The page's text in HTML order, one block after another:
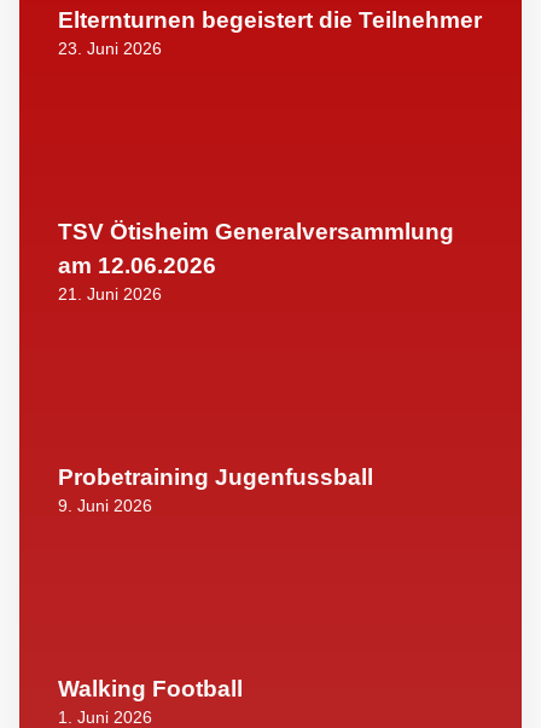
Elternturnen begeistert die Teilnehmer
23. Juni 2026
TSV Ötisheim Generalversammlung
am 12.06.2026
21. Juni 2026
Probetraining Jugenfussball
9. Juni 2026
Walking Football
1. Juni 2026